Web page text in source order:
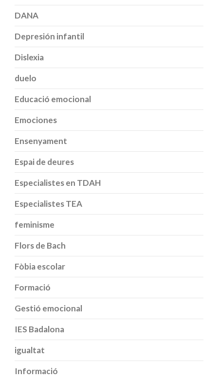
DANA
Depresión infantil
Dislexia
duelo
Educació emocional
Emociones
Ensenyament
Espai de deures
Especialistes en TDAH
Especialistes TEA
feminisme
Flors de Bach
Fòbia escolar
Formació
Gestió emocional
IES Badalona
igualtat
Informació